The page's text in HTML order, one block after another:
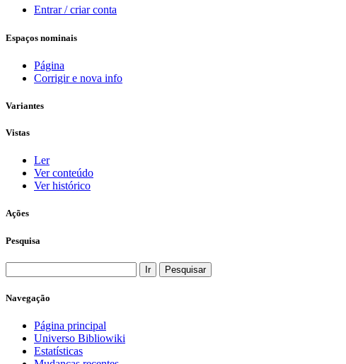
Entrar / criar conta
Espaços nominais
Página
Corrigir e nova info
Variantes
Vistas
Ler
Ver conteúdo
Ver histórico
Ações
Pesquisa
Navegação
Página principal
Universo Bibliowiki
Estatísticas